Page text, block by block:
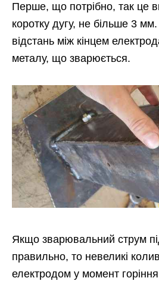
Перше, що потрібно, так це
коротку дугу, не більше 3
відстань між кінцем
металу, що зварюється.
Якщо зварювальний струм
правильно, то невеликі
електродом у момент